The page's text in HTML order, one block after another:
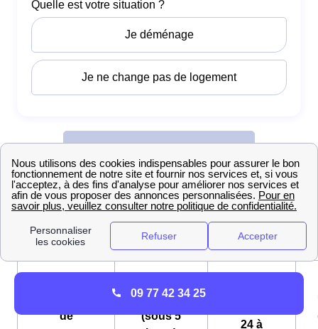
Ouvrir un compteur électrique EDF à Lannilis
compteur électriqueà Lannilis vous
coûtera entre 27 et 150 euros en fonction du délai choisi.
de
Standard
(sous 5
24 à
09 77 42 34 25